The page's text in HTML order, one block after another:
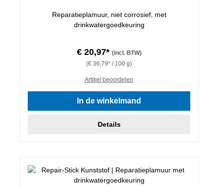
Reparatieplamuur, niet corrosief, met
drinkwatergoedkeuring
€ 20,97* (incl. BTW)
(€ 36,79* / 100 g)
Artikel beoordelen
In de winkelmand
Details